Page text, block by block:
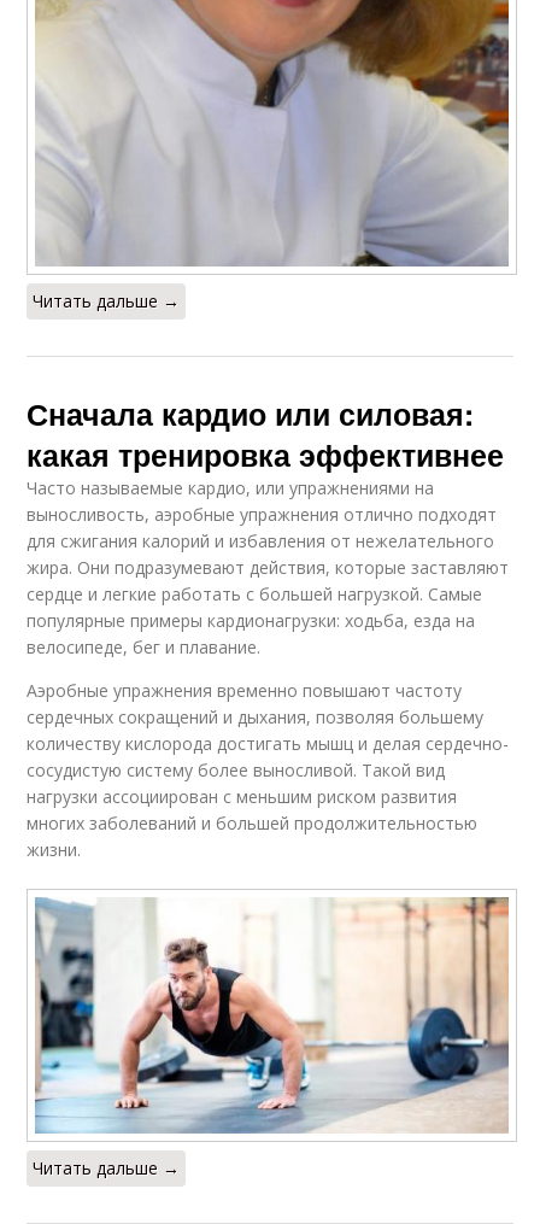
Читать дальше →
Сначала кардио или силовая:
какая тренировка эффективнее
Часто называемые кардио, или упражнениями на
выносливость, аэробные упражнения отлично подходят
для сжигания калорий и избавления от нежелательного
жира. Они подразумевают действия, которые заставляют
сердце и легкие работать с большей нагрузкой. Самые
популярные примеры кардионагрузки: ходьба, езда на
велосипеде, бег и плавание.
Аэробные упражнения временно повышают частоту
сердечных сокращений и дыхания, позволяя большему
количеству кислорода достигать мышц и делая сердечно-
сосудистую систему более выносливой. Такой вид
нагрузки ассоциирован с меньшим риском развития
многих заболеваний и большей продолжительностью
жизни.
Читать дальше →